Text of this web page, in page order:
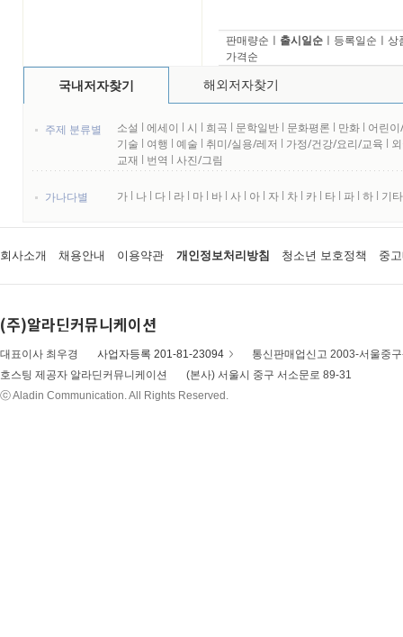
판매량순 ㅣ 출시일순 ㅣ 등록일순 ㅣ 상
가격순
국내저자찾기 해외저자찾기
주제 분류별 소설 l 에세이 l 시 l 희곡 l 문학일반 l 문화평론 l 만화 l 어린
기술 l 여행 l 예술 l 취미/실용/레저 l 가정/건강/요리/교육 l
교재 l 번역 l 사진/그림
가나다별 가 l 나 l 다 l 라 l 마 l 바 l 사 l 아 l 자 l 차 l 카 l 타 l 파 l 하 l 기타
회사소개 채용안내 이용약관 개인정보처리방침 청소년 보호정책 중
(주)알라딘커뮤니케이션
대표이사 최우경 사업자등록 201-81-23094
통신판매업신고 2003-서울중
호스팅 제공자 알라딘커뮤니케이션
(본사) 서울시 중구 서소문로 89-31
ⓒ Aladin Communication. All Rights Reserved.